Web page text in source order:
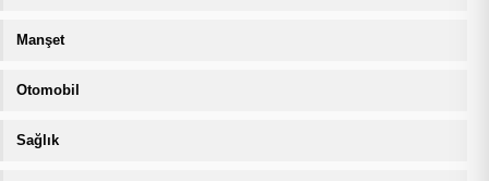
Manşet
Otomobil
Sağlık